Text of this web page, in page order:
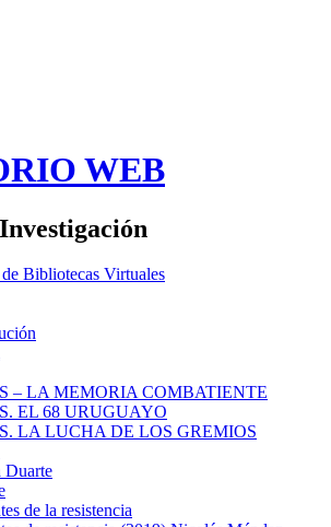
WEB
Bibliotecas Virtuales
– LA MEMORIA COMBATIENTE
EL 68 URUGUAYO
LA LUCHA DE LOS GREMIOS
Duarte
de la resistencia